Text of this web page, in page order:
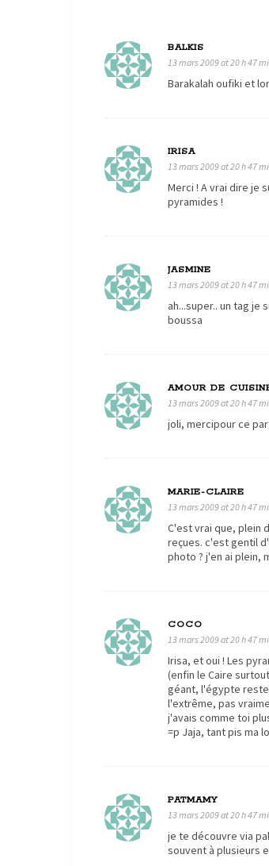
BALKIS
13 mars 2009 at 20 h 47
Barakalah oufiki et
IRISA
13 mars 2009 at 20 h 47
Merci ! A vrai dire je
pyramides !
JASMINE
13 mars 2009 at 20 h 47
ah...super.. un tag je
boussa
AMOUR DE
13 mars 2009 at 20 h 47
joli, mercipour ce
MARIE-CLAIRE
13 mars 2009 at 20 h 47
C'est vrai que, plein
reçues. c'est gentil
photo ? j'en ai plein,
COCO
13 mars 2009 at 20 h 47
Irisa, et oui ! Les
(enfin le Caire
géant, l'égypte reste
l'extrême, pas
j'avais comme toi
=p Jaja, tant pis ma
PATMAMY
13 mars 2009 at 20 h 47
je te découvre via
souvent à plusieurs